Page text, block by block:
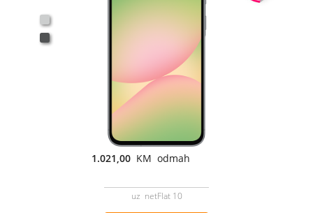
1.021,00 KM odmah
uz netFlat 10